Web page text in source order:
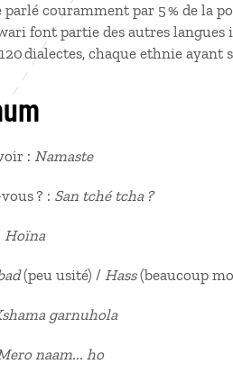
couramment par 5 % de la
font partie des autres langues
dialectes, chaque ethnie ayant
: Namaste
? : San tché tcha ?
Hoïna
(peu usité) / Hass(beaucoup
garnuhola
naam... ho